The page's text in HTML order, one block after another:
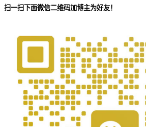
扫一扫下面微信二维码加博主为好友！